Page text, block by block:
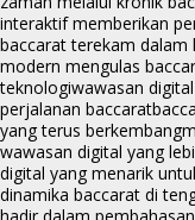
interaktif memberikan
baccarat terekam dalam
modern mengulas
teknologiwawasan
perjalanan baccarat
yang terus berkembang
wawasan digital yang
digital yang menarik
dinamika baccarat di